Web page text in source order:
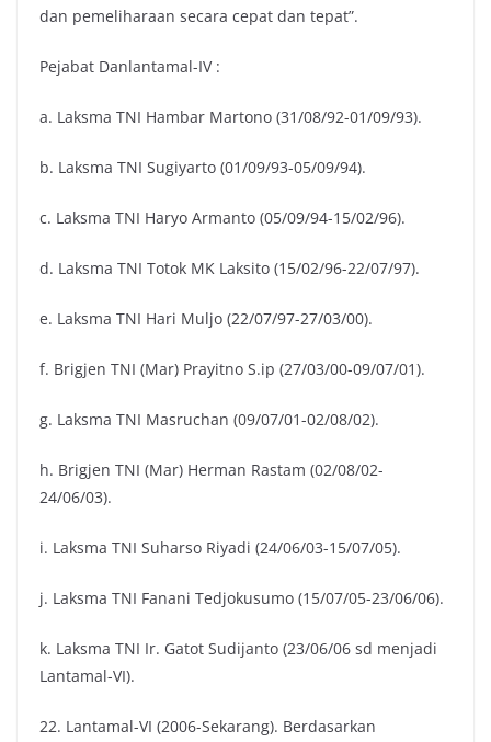
dan pemeliharaan secara cepat dan tepat”.
Pejabat Danlantamal-IV :
a. Laksma TNI Hambar Martono (31/08/92-01/09/93).
b. Laksma TNI Sugiyarto (01/09/93-05/09/94).
c. Laksma TNI Haryo Armanto (05/09/94-15/02/96).
d. Laksma TNI Totok MK Laksito (15/02/96-22/07/97).
e. Laksma TNI Hari Muljo (22/07/97-27/03/00).
f. Brigjen TNI (Mar) Prayitno S.ip (27/03/00-09/07/01).
g. Laksma TNI Masruchan (09/07/01-02/08/02).
h. Brigjen TNI (Mar) Herman Rastam (02/08/02-
24/06/03).
i. Laksma TNI Suharso Riyadi (24/06/03-15/07/05).
j. Laksma TNI Fanani Tedjokusumo (15/07/05-23/06/06).
k. Laksma TNI Ir. Gatot Sudijanto (23/06/06 sd menjadi
Lantamal-VI).
22. Lantamal-VI (2006-Sekarang). Berdasarkan